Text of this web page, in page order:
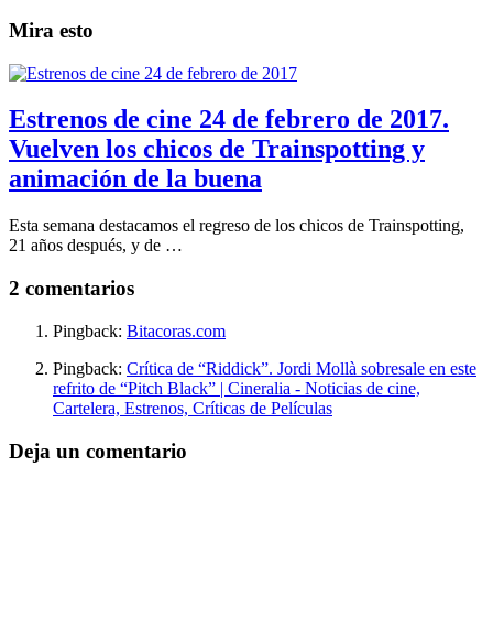
Mira esto
Estrenos de cine 24 de febrero de 2017.
Vuelven los chicos de Trainspotting y
animación de la buena
Esta semana destacamos el regreso de los chicos de Trainspotting,
21 años después, y de …
2 comentarios
Pingback: Bitacoras.com
Pingback: Crítica de “Riddick”. Jordi Mollà sobresale en este
refrito de “Pitch Black” | Cineralia - Noticias de cine,
Cartelera, Estrenos, Críticas de Películas
Deja un comentario